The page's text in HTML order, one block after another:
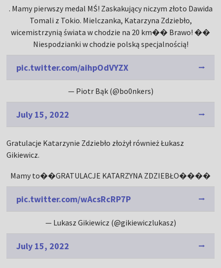
. Mamy pierwszy medal MŚ! Zaskakujący niczym złoto Dawida
Tomali z Tokio. Mielczanka, Katarzyna Zdziebło,
wicemistrzynią świata w chodzie na 20 km�� Brawo! ��
Niespodzianki w chodzie polską specjalnością!
pic.twitter.com/aihpOdVYZX
— Piotr Bąk (@bo0nkers)
July 15, 2022
Gratulacje Katarzynie Zdziebło złożył również Łukasz
Gikiewicz.
Mamy to��GRATULACJE KATARZYNA ZDZIEBŁO����
pic.twitter.com/wAcsRcRP7P
— Lukasz Gikiewicz (@gikiewiczlukasz)
July 15, 2022